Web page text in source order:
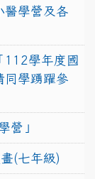
醫學營及各
112學年度國
同學踴躍參
營」
(七年級)